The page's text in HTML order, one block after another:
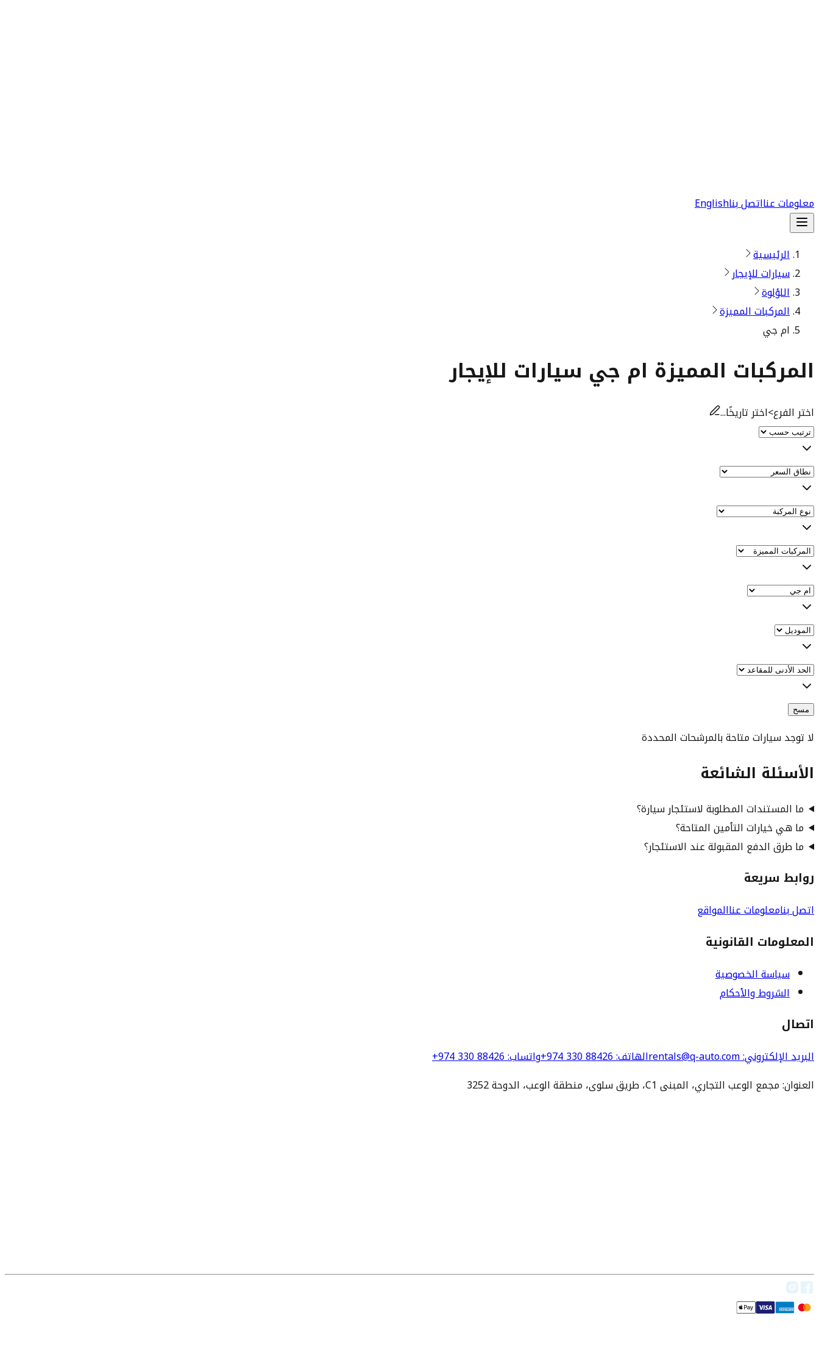
معلومات عنااتصل بناEnglish
الرئيسية
سيارات للإيجار
اللؤلوة
المركبات المميزة
ام جي
المركبات المميزة ام جي سيارات للإيجار
اختر الفرع>اختر تاريخًا...
مسح
لا توجد سيارات متاحة بالمرشحات المحددة
الأسئلة الشائعة
ما المستندات المطلوبة لاستئجار سيارة؟
ما هي خيارات التأمين المتاحة؟
ما طرق الدفع المقبولة عند الاستئجار؟
روابط سريعة
اتصل بنامعلومات عناالمواقع
المعلومات القانونية
سياسة الخصوصية
الشروط والأحكام
اتصال
البريد الإلكتروني: rentals@q-auto.com الهاتف:
+974 330 88426واتساب:
+974 330 88426
العنوان: مجمع الوعب التجاري، المبنى C1، طريق سلوى، منطقة الوعب، الدوحة 3252